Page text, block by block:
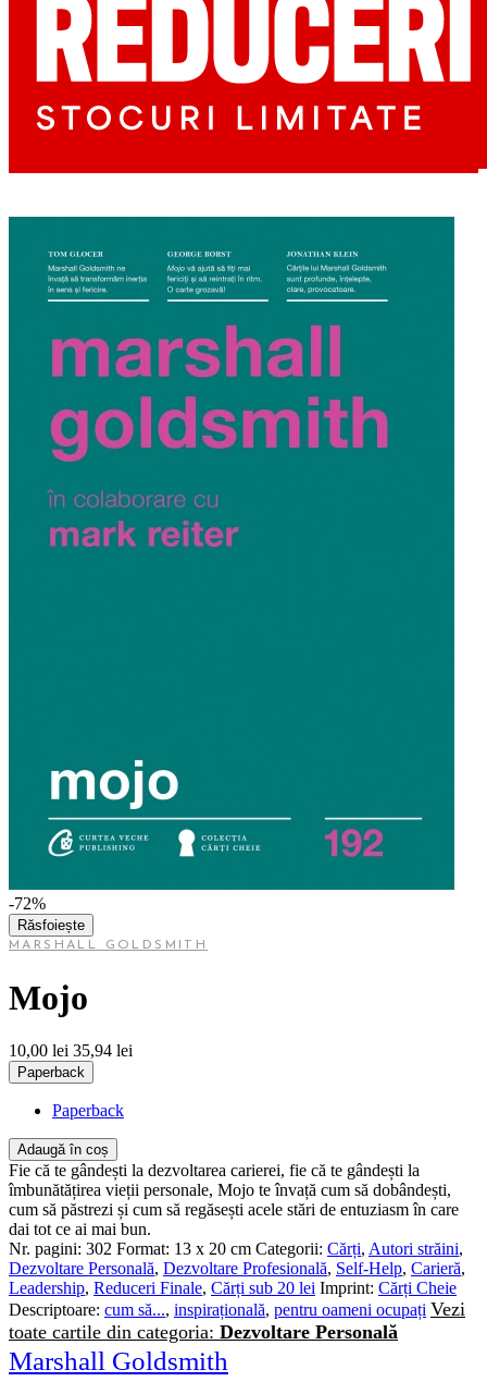
-72%
Răsfoiește
MARSHALL GOLDSMITH
Mojo
10,00 lei 35,94 lei
Paperback
Paperback
Adaugă în coș
Fie că te gândești la dezvoltarea carierei, fie că te gândești la
îmbunătățirea vieții personale, Mojo te învață cum să dobândești,
cum să păstrezi și cum să regăsești acele stări de entuziasm în care
dai tot ce ai mai bun.
Nr. pagini: 302 Format: 13 x 20 cm Categorii: Cărți, Autori străini,
Dezvoltare Personală, Dezvoltare Profesională, Self-Help, Carieră,
Leadership, Reduceri Finale, Cărți sub 20 lei Imprint: Cărți Cheie
Descriptoare: cum să..., inspirațională, pentru oameni ocupați Vezi
toate cartile din categoria: Dezvoltare Personală
Marshall Goldsmith